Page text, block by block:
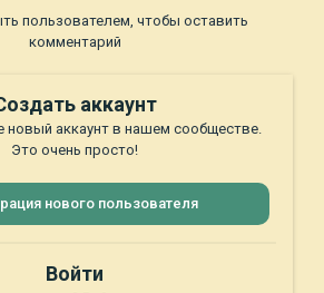
пользователем, чтобы оставить
комментарий
аккаунт
новый аккаунт в нашем сообществе.
Это очень просто!
нового пользователя
Войти